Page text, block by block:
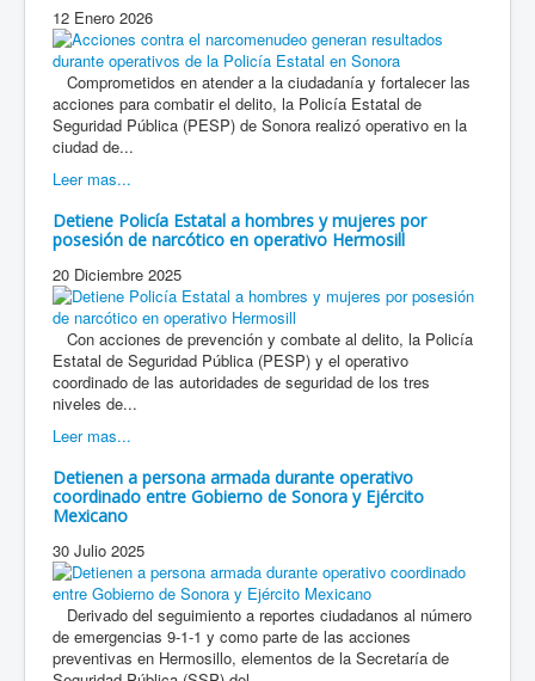
12 Enero 2026
Comprometidos en atender a la ciudadanía y fortalecer las
acciones para combatir el delito, la Policía Estatal de
Seguridad Pública (PESP) de Sonora realizó operativo en la
ciudad de...
Leer mas...
Detiene Policía Estatal a hombres y mujeres por
posesión de narcótico en operativo Hermosill
20 Diciembre 2025
Con acciones de prevención y combate al delito, la Policía
Estatal de Seguridad Pública (PESP) y el operativo
coordinado de las autoridades de seguridad de los tres
niveles de...
Leer mas...
Detienen a persona armada durante operativo
coordinado entre Gobierno de Sonora y Ejército
Mexicano
30 Julio 2025
Derivado del seguimiento a reportes ciudadanos al número
de emergencias 9-1-1 y como parte de las acciones
preventivas en Hermosillo, elementos de la Secretaría de